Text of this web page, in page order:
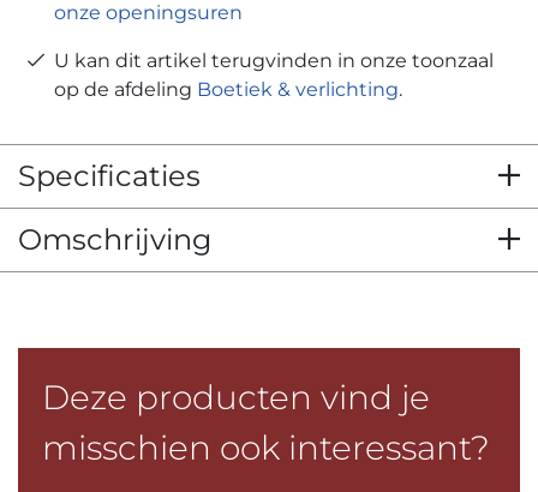
onze openingsuren
U kan dit artikel terugvinden in onze toonzaal
op de afdeling Boetiek & verlichting.
Specificaties
Omschrijving
Deze producten vind je
misschien ook interessant?